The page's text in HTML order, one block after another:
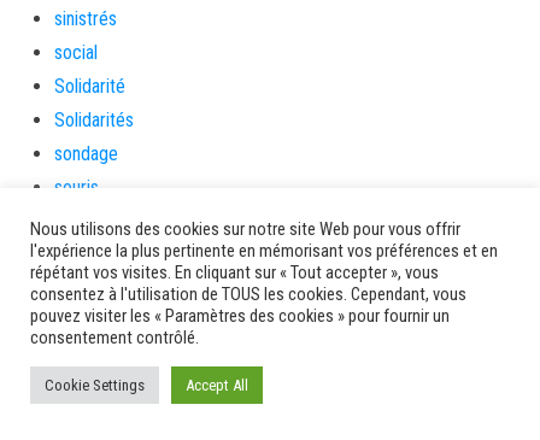
sinistrés
social
Solidarité
Solidarités
sondage
souris
soutien
soutienàlaparentalité
Spectacle
Sport
stage
Nous utilisons des cookies sur notre site Web pour vous offrir
l'expérience la plus pertinente en mémorisant vos préférences et en
répétant vos visites. En cliquant sur « Tout accepter », vous
consentez à l'utilisation de TOUS les cookies. Cependant, vous
pouvez visiter les « Paramètres des cookies » pour fournir un
consentement contrôlé.
Cookie Settings Accept All